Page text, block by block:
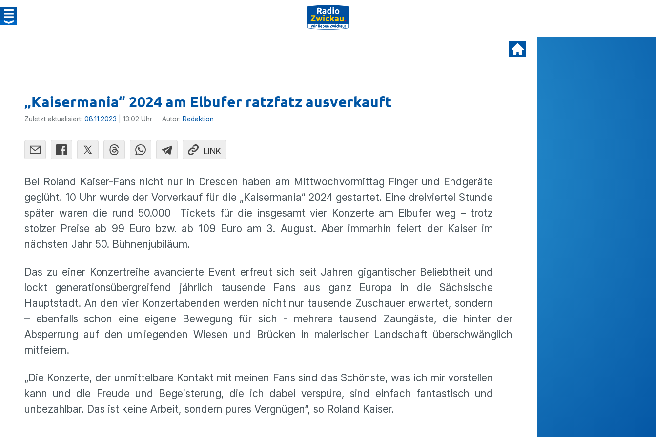
„Kaisermania“ 2024 am Elbufer ratzfatz ausverkauft
Zuletzt aktualisiert: 08.11.2023 | 13:02 Uhr Autor: Redaktion
LINK
Bei Roland Kaiser-Fans nicht nur in Dresden haben am Mittwochvormittag Finger und Endgeräte
geglüht. 10 Uhr wurde der Vorverkauf für die „Kaisermania“ 2024 gestartet. Eine dreiviertel Stunde
später waren die rund 50.000 Tickets für die insgesamt vier Konzerte am Elbufer weg – trotz
stolzer Preise ab 99 Euro bzw. ab 109 Euro am 3. August. Aber immerhin feiert der Kaiser im
nächsten Jahr 50. Bühnenjubiläum.
Das zu einer Konzertreihe avancierte Event erfreut sich seit Jahren gigantischer Beliebtheit und
lockt generationsübergreifend jährlich tausende Fans aus ganz Europa in die Sächsische
Hauptstadt. An den vier Konzertabenden werden nicht nur tausende Zuschauer erwartet, sondern
– ebenfalls schon eine eigene Bewegung für sich - mehrere tausend Zaungäste, die hinter der
Absperrung auf den umliegenden Wiesen und Brücken in malerischer Landschaft überschwänglich
mitfeiern.
„Die Konzerte, der unmittelbare Kontakt mit meinen Fans sind das Schönste, was ich mir vorstellen
kann und die Freude und Begeisterung, die ich dabei verspüre, sind einfach fantastisch und
unbezahlbar. Das ist keine Arbeit, sondern pures Vergnügen“, so Roland Kaiser.